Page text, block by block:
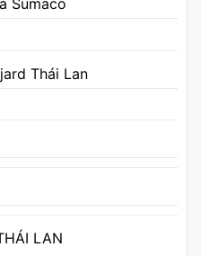
Sumaco
Thái Lan
LAN